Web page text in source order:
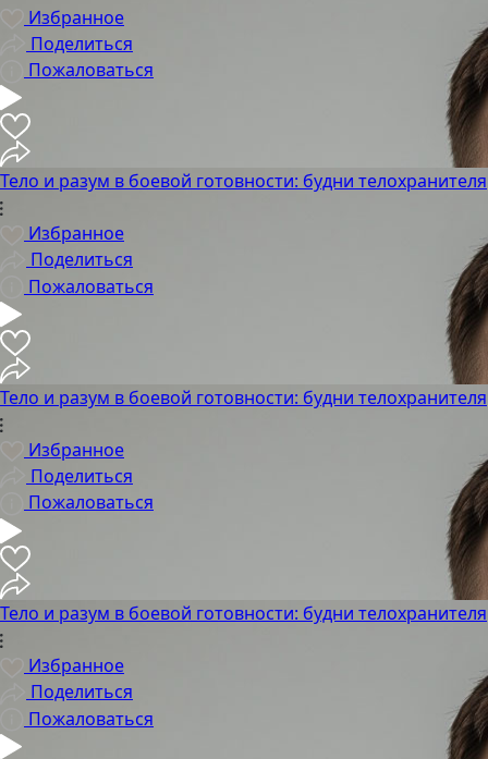
Избранное
Поделиться
Пожаловаться
Тело и разум в боевой готовности: будни телохранителя
Избранное
Поделиться
Пожаловаться
Тело и разум в боевой готовности: будни телохранителя
Избранное
Поделиться
Пожаловаться
Тело и разум в боевой готовности: будни телохранителя
Избранное
Поделиться
Пожаловаться